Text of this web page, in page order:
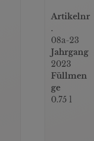
Artikelnr
.
08a-23
Jahrgang
2023
Füllmen
ge
0.75 l